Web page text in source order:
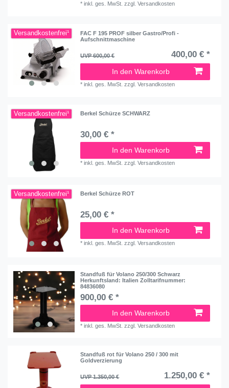
*inkl. ges. MwSt. zzgl.Versandkosten
Versandkostenfrei¹
FAC F 195 PROF silber Gastro/Profi -
Aufschnittmaschine
UVP 600,00 € 400,00 € *
In den Warenkorb
*inkl. ges. MwSt. zzgl.Versandkosten
Versandkostenfrei¹ Berkel Schürze SCHWARZ
30,00 € *
In den Warenkorb
*inkl. ges. MwSt. zzgl.Versandkosten
Versandkostenfrei¹ Berkel Schürze ROT
25,00 € *
In den Warenkorb
*inkl. ges. MwSt. zzgl.Versandkosten
Standfuß für Volano 250/300 Schwarz
Herkunftsland: Italien Zolltarifnummer:
84836080
900,00 € *
In den Warenkorb
*inkl. ges. MwSt. zzgl.Versandkosten
Standfuß rot für Volano 250 / 300 mit
Goldverzierung
UVP 1.350,00 € 1.250,00 € *